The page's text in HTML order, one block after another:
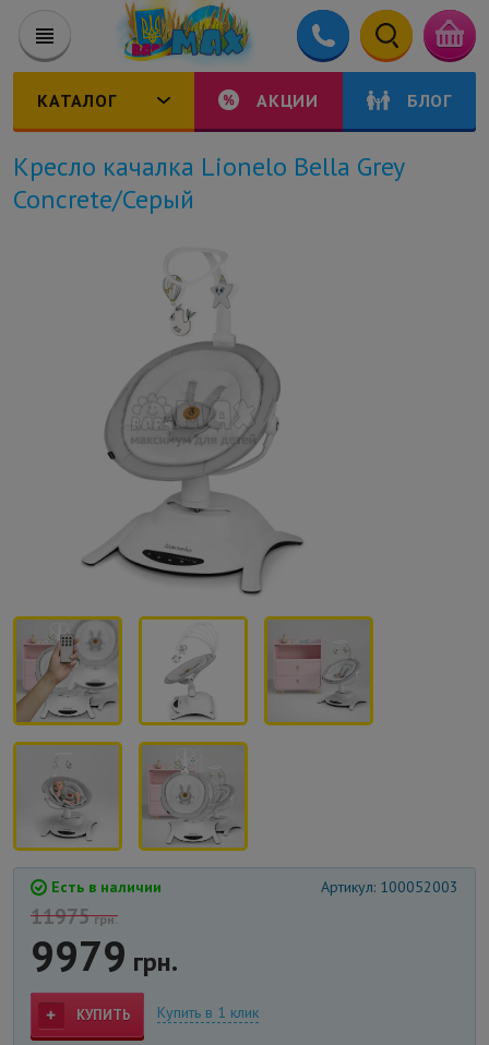
КАТАЛОГ АКЦИИ БЛОГ
Кресло качалка Lionelo Bella Grey
Concrete/Серый
Есть в наличии Артикул: 100052003
11975грн.
9979 грн.
КУПИТЬ Купить в 1 клик